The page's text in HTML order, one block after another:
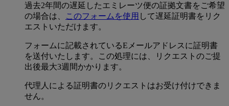
過去2年間の遅延したエミレーツ便の証拠文書をご希望
の場合は、
このフォームを使用 して遅延証明書をリク
エストいただけます。
フォームに記載されているEメールアドレスに証明書
を送付いたします。この処理には、リクエストのご提
出後最大3週間かかります。
代理人による証明書のリクエストはお受け付けできま
せん。